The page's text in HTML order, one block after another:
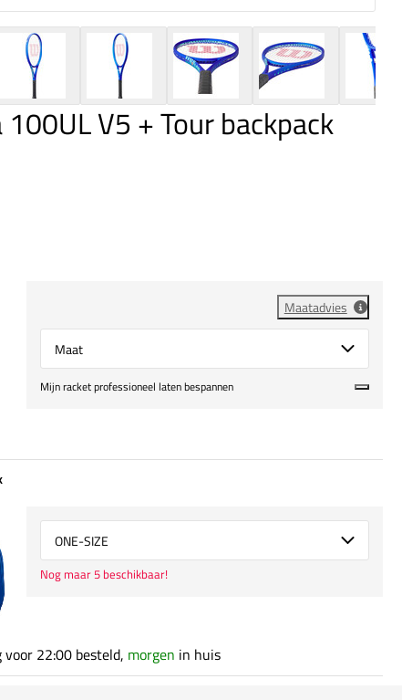
V5 + Tour backpack
Maatadvies
Mijn racket professioneel laten bespannen
Nog maar 5 beschikbaar!
voor 22:00 besteld, morgen in huis